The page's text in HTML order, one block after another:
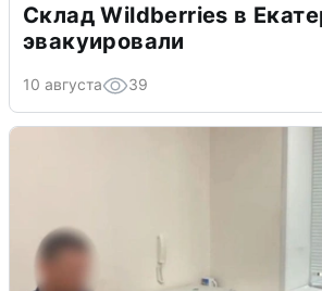
Склад Wildberries в
эвакуировали
10 августа 39